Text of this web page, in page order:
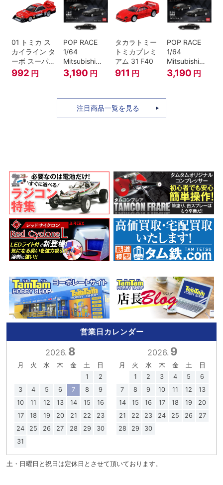
01 トミカ ス
カイライン タ
ーボ スーパー
シルエット
992 円
POP RACE
1/64
Mitsubishi
Starion Black
3,190 円
タカラトミー
トミカプレミ
アム 31 F40
911 円
POP RACE
1/64
Mitsubishi
Starion Black
3,190 円
注目商品一覧を見る
営業日カレンダー
2026. 8
月 火 水 木 金 土
日
1
2
3
4 5 6 7 8
9
10
11 12 13 14 15
16
17
18 19 20 21 22
23
24
25 26 27 28 29
30
31
2026. 9
月 火 水 木 金 土
日
1
2 3 4 5
6
7
8 9 10 11 12
13
14
15 16 17 18 19
20
21
22 23 24 25 26
27
28
29 30
土・日曜日と祝日は定休日とさせて頂いております。